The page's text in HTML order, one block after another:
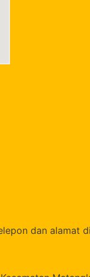
dan alamat